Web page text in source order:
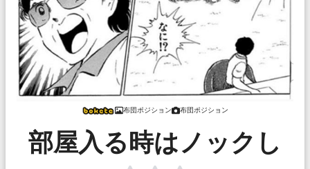
布団ポジション 布団ポジション
部屋入る時はノックし